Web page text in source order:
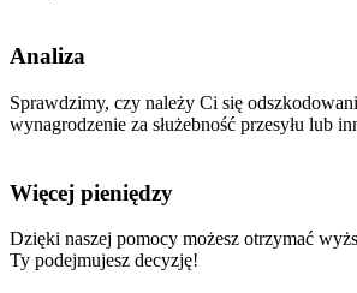
Analiza
Sprawdzimy, czy należy Ci się
wynagrodzenie za służebność przesyłu lub
Więcej pieniędzy
Dzięki naszej pomocy możesz otrzymać
Ty podejmujesz decyzję!